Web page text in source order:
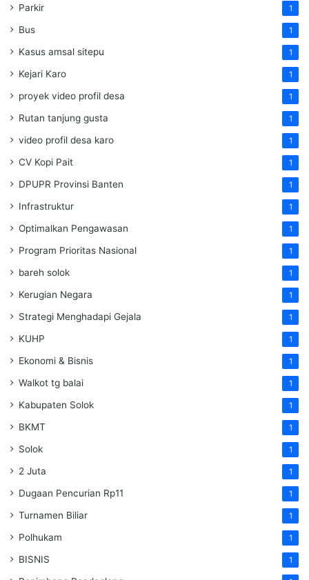
Parkir 1
Bus 1
Kasus amsal sitepu 1
Kejari Karo 1
proyek video profil desa 1
Rutan tanjung gusta 1
video profil desa karo 1
CV Kopi Pait 1
DPUPR Provinsi Banten 1
Infrastruktur 1
Optimalkan Pengawasan 1
Program Prioritas Nasional 1
bareh solok 1
Kerugian Negara 1
Strategi Menghadapi Gejala 1
KUHP 1
Ekonomi & Bisnis 1
Walkot tg balai 1
Kabupaten Solok 1
BKMT 1
Solok 1
2 Juta 1
Dugaan Pencurian Rp11 1
Turnamen Biliar 1
Polhukam 1
BISNIS 1